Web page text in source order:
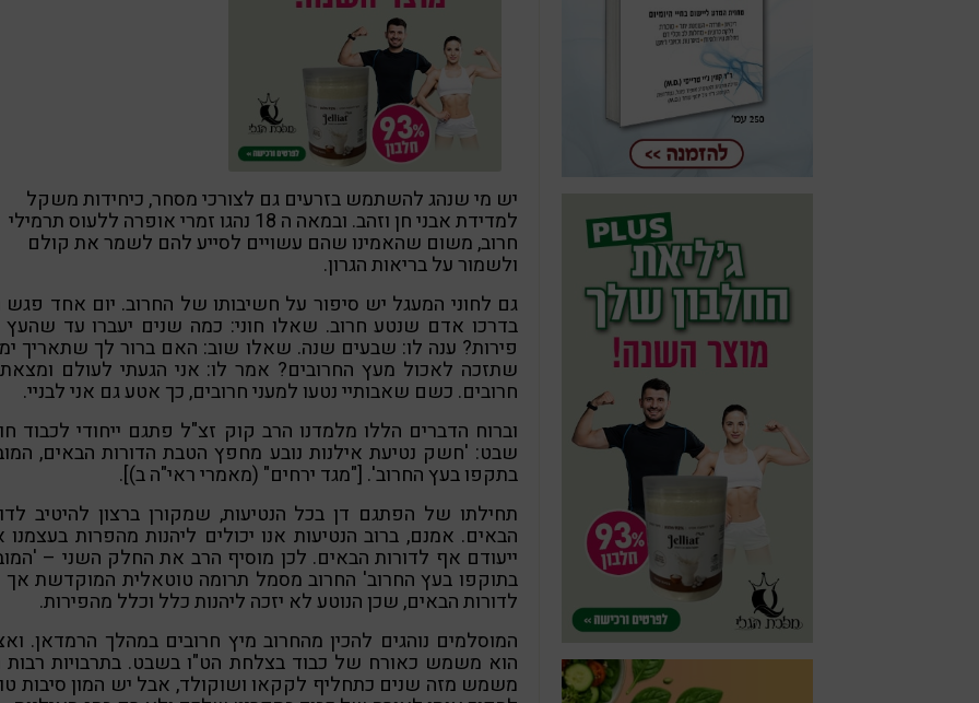
יש מי שנהג להשתמש בזרעים גם לצורכי מסחר, כיחידות משקל
למדידת אבני חן וזהב. ובמאה ה 18 נהגו זמרי אופרה ללעוס תרמילי
חרוב, משום שהאמינו שהם עשויים לסייע להם לשמר את קולם
ולשמור על בריאות הגרון.
גם לחוני המעגל יש סיפור על חשיבותו של החרוב. יום אחד פגש
בדרכו אדם שנטע חרוב. שאלו חוני: כמה שנים יעברו עד שהעץ
פירות? ענה לו: שבעים שנה. שאלו שוב: האם ברור לך שתאריך
שתזכה לאכול מעץ החרובים? אמר לו: אני הגעתי לעולם
חרובים. כשם שאבותיי נטעו למעני חרובים, כך אטע גם אני לבניי.
וברוח הדברים הללו מלמדנו הרב קוק זצ"ל פתגם ייחודי לכבוד
שבט: 'חשק נטיעת אילנות נובע מחפץ הטבת הדורות הבאים,
בתקפו בעץ החרוב'. ["מגד ירחים" (מאמרי ראי"ה ב)].
תחילתו של הפתגם דן בכל הנטיעות, שמקורן ברצון להיטיב
הבאים. אמנם, ברוב הנטיעות אנו יכולים ליהנות מהפרות בעצמנו
ייעודם אף לדורות הבאים. לכן מוסיף הרב את החלק השני –
בתוקפו בעץ החרוב' החרוב מסמל תרומה טוטאלית המוקדשת אך
לדורות הבאים, שכן הנוטע לא יזכה ליהנות כלל וכלל מהפירות.
המוסלמים נוהגים להכין מהחרוב מיץ חרובים במהלך הרמדאן.
הוא משמש כאורח של כבוד בצלחת הט"ו בשבט. בתרבויות רבות
משמש מזה שנים כתחליף לקקאו ושוקולד, אבל יש המון סיבות